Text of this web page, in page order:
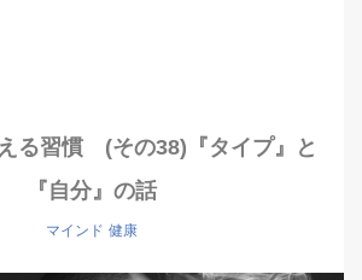
る習慣 (その38)『タイプ』と
『自分』の話
マインド 健康